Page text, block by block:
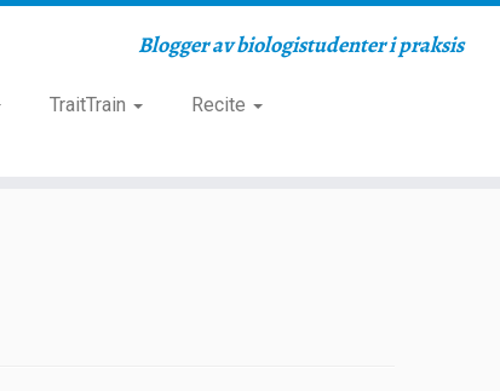
Blogger av biologistudenter i praksis
TraitTrain
Recite